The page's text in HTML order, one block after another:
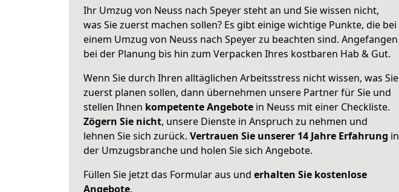
Ihr Umzug von Neuss nach Speyer steht an und Sie wissen nicht,
was Sie zuerst machen sollen? Es gibt einige wichtige Punkte, die bei
einem Umzug von Neuss nach Speyer zu beachten sind. Angefangen
bei der Planung bis hin zum Verpacken Ihres kostbaren Hab & Gut.
Wenn Sie durch Ihren alltäglichen Arbeitsstress nicht wissen, was Sie
zuerst planen sollen, dann übernehmen unsere Partner für Sie und
stellen Ihnen kompetente Angebote in Neuss mit einer Checkliste.
Zögern Sie nicht, unsere Dienste in Anspruch zu nehmen und
lehnen Sie sich zurück. Vertrauen Sie unserer 14 Jahre Erfahrung in
der Umzugsbranche und holen Sie sich Angebote.
Füllen Sie jetzt das Formular aus und erhalten Sie kostenlose
Angebote.